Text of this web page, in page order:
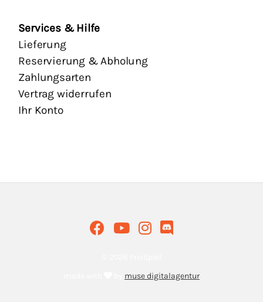
Services & Hilfe
Lieferung
Reservierung & Abholung
Zahlungsarten
Vertrag widerrufen
Ihr Konto
muse digitalagentur